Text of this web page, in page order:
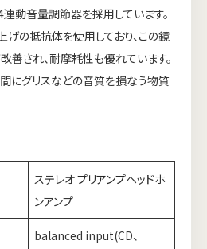
動音量調節器を採用しています。
の抵抗体を使用しており、この鏡
善され、耐摩耗性も優れています。
間にグリスなどの音質を損なう物質
ステレオプリアンプヘッドホ
ンアンプ
balanced input(CD、